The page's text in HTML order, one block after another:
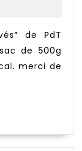
terre
de 500g
merci de